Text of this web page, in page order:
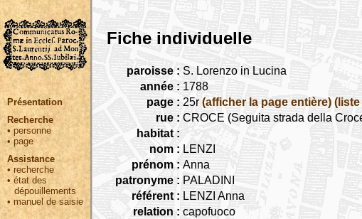
Présentation
Recherche
• personne
•page
Assistance
• recherche
•état des
dépouillements
•manuel de saisie
Fiche individuelle
paroisse : S. Lorenzo in Lucina
année : 1788
page : 25r (afficher la page entière)
rue : CROCE (Seguita strada della
habitat :
nom : LENZI
prénom : Anna
patronyme : PALADINI
référent : LENZI Anna
relation : capofuoco